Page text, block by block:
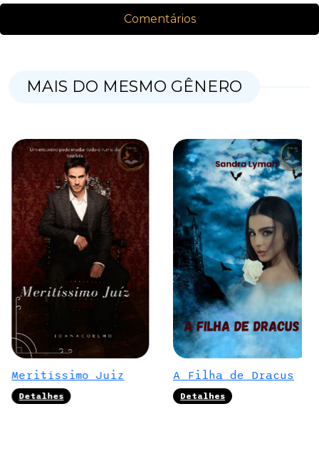
Comentários
MAIS DO MESMO GÊNERO
Meritíssimo Juiz
Detalhes
A Filha de Dracus
Detalhes